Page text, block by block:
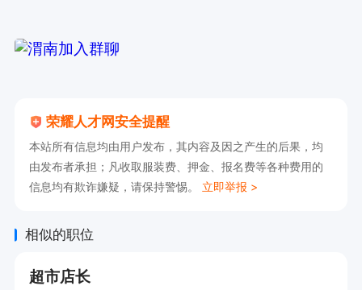
荣耀人才网安全提醒
本站所有信息均由用户发布，其内容及因之产生的后果，均
由发布者承担；凡收取服装费、押金、报名费等各种费用的
信息均有欺诈嫌疑，请保持警惕。 立即举报 >
相似的职位
超市店长